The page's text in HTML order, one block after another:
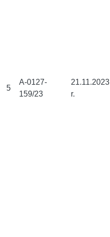
5
A-0127-
159/23
21.11.2023
r.